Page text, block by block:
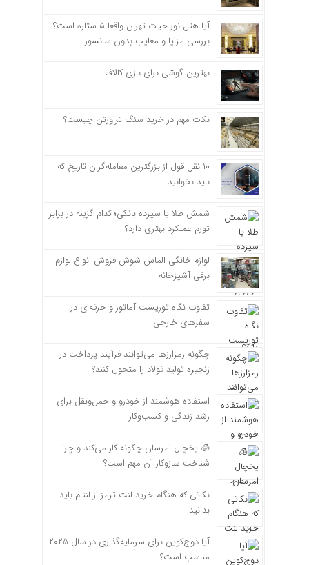
آیا هتل نور حیات تهران واقعا ۵ ستاره است؟
بررسی مزایا و معایب بدون سانسور
بهترین گوشی برای بازی کالاف
نکات مهم در خرید سنگ تراورتن چیست؟
۱۰ نقل قول از بزرگترین معامله‌گران تاریخ که
باید بخوانید
شمش طلا یا سپرده بانکی؛ کدام گزینه در برابر
تورم عملکرد بهتری دارد؟
لوازم خانگی الماس شوش فروش انواع لوازم
برقی آشپزخانه
تفاوت نگاه توریست آماتور و حرفه‌ای در
سفرهای خارجی
چگونه رمزارزها می‌توانند فرآیند پرداخت در
زنجیره تولید فولاد را متحول کنند؟
استفاده هوشمند از خودرو و حمل‌ونقل برای
رشد زندگی و کسب‌وکار
🧊 یخچال امرسان چگونه کار می‌کند و چرا
شناخت سازوکار آن مهم است؟
نکاتی که هنگام خرید لنت ترمز از لنتام باید
بدانید
آیا دوج‌کوین برای سرمایه‌گذاری در سال ۲۰۲۵
مناسب است؟